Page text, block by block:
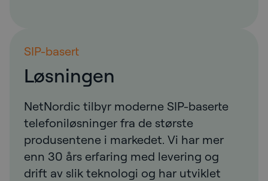
SIP-basert
Løsningen
NetNordic tilbyr moderne SIP-baserte
telefoniløsninger fra de største
produsentene i markedet. Vi har mer
enn 30 års erfaring med levering og
drift av slik teknologi og har utviklet